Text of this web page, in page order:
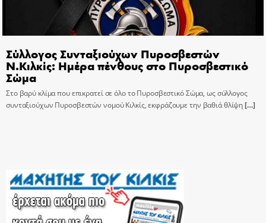
Σύλλογος Συνταξιούχων Πυροσβεστών
Ν.Κιλκίς: Ημέρα πένθους στο Πυροσβεστικό
Σώμα
Στο βαρύ κλίμα που επικρατεί σε όλο το Πυροσβεστικό Σώμα, ως σύλλογος
συνταξιούχων Πυροσβεστών νομού Κιλκίς, εκφράζουμε την βαθιά θλίψη[…]